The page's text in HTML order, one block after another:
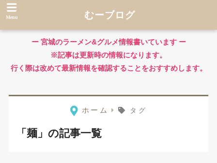
むーブログ
⚫︎
ー 宮城のラーメン&グルメ情報書いています ー
※記事は更新時の情報になります。
行く際は改めて最新情報を確認することをおすすめします。
ホーム タグ
「麺」の記事一覧